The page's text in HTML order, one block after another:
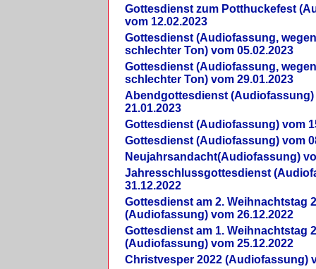
Gottesdienst zum Potthuckefest
vom 12.02.2023
Gottesdienst (Audiofassung,
schlechter Ton) vom 05.02.2023
Gottesdienst (Audiofassung,
schlechter Ton) vom 29.01.2023
Abendgottesdienst (Audiofassung)
21.01.2023
Gottesdienst (Audiofassung) vom
Gottesdienst (Audiofassung) vom
Neujahrsandacht(Audiofassung)
Jahresschlussgottesdienst
31.12.2022
Gottesdienst am 2. Weihnachtstag
(Audiofassung) vom 26.12.2022
Gottesdienst am 1. Weihnachtstag
(Audiofassung) vom 25.12.2022
Christvesper 2022 (Audiofassung)